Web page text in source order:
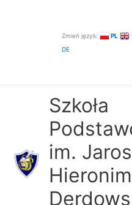
Zmień język: PL
DE
Szkoła
im.